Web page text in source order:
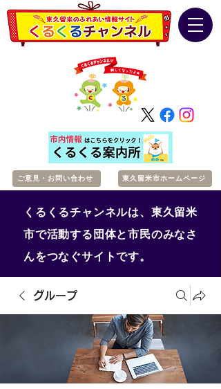
ご意見・お問い合わせ 東久留米市ホームページ
くるくるチャンネルは、東久留米
市で活動する団体と市民のみなさ
んをつなぐサイトです。
グループ